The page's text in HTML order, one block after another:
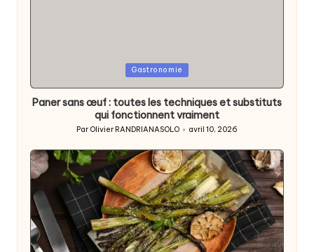
Gastronomie
Paner sans œuf : toutes les techniques et substituts
qui fonctionnent vraiment
Posted
by
Par Olivier RANDRIANASOLO avril 10, 2026